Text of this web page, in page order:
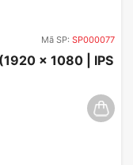
Dell
Mã SP: SP000077
x 1080 | IPS